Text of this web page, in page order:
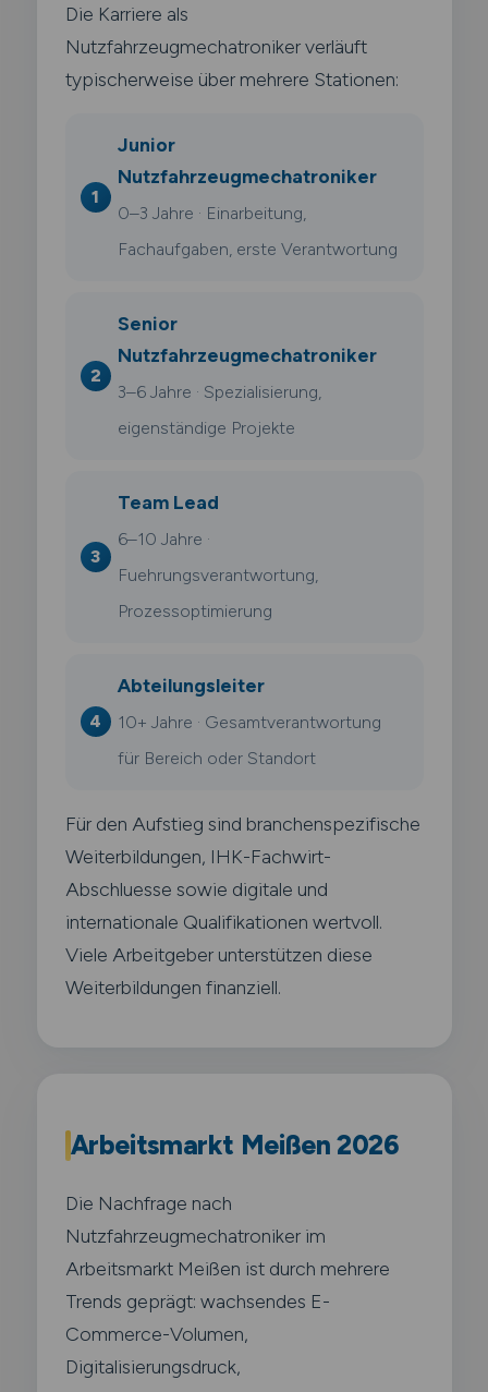
Die Karriere als
Nutzfahrzeugmechatroniker verläuft
typischerweise über mehrere Stationen:
Junior
Nutzfahrzeugmechatroniker
0–3 Jahre · Einarbeitung,
Fachaufgaben, erste Verantwortung
Senior
Nutzfahrzeugmechatroniker
3–6 Jahre · Spezialisierung,
eigenständige Projekte
Team Lead
6–10 Jahre ·
Fuehrungsverantwortung,
Prozessoptimierung
Abteilungsleiter
10+ Jahre · Gesamtverantwortung
für Bereich oder Standort
Für den Aufstieg sind branchenspezifische
Weiterbildungen, IHK-Fachwirt-
Abschluesse sowie digitale und
internationale Qualifikationen wertvoll.
Viele Arbeitgeber unterstützen diese
Weiterbildungen finanziell.
Arbeitsmarkt Meißen 2026
Die Nachfrage nach
Nutzfahrzeugmechatroniker im
Arbeitsmarkt Meißen ist durch mehrere
Trends geprägt: wachsendes E-
Commerce-Volumen,
Digitalisierungsdruck,